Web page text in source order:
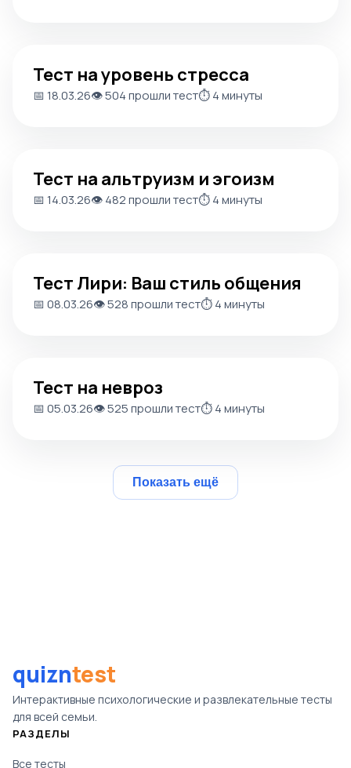
Тест на уровень стресса
📅 18.03.26👁️ 504 прошли тест⏱️ 4 минуты
Тест на альтруизм и эгоизм
📅 14.03.26👁️ 482 прошли тест⏱️ 4 минуты
Тест Лири: Ваш стиль общения
📅 08.03.26👁️ 528 прошли тест⏱️ 4 минуты
Тест на невроз
📅 05.03.26👁️ 525 прошли тест⏱️ 4 минуты
Показать ещё
quizntest
Интерактивные психологические и развлекательные тесты
для всей семьи.
РАЗДЕЛЫ
Все тесты